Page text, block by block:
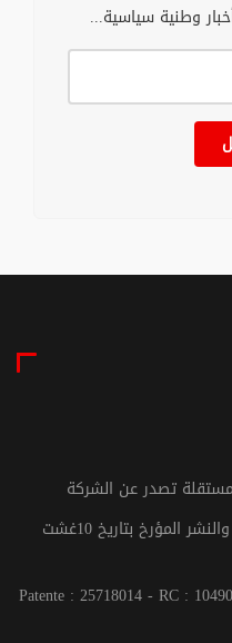
وطنية سياسية...
الإيداع القانوني طبقا لقانون الصحافة والنشر المؤرخ بتاريخ 10غشت
Patente : 25718014 - RC :